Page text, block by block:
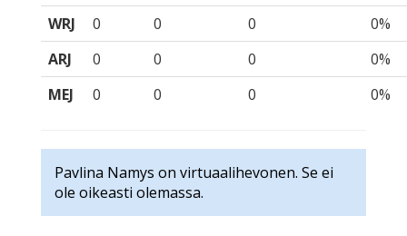
WRJ
0 0 0
0%
ARJ
0 0 0
0%
MEJ
0 0 0 0%
Pavlina Namys on virtuaalihevonen. Se ei
ole oikeasti olemassa.